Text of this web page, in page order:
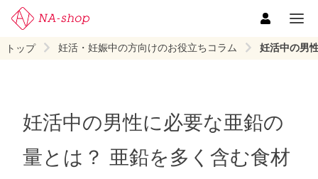
トップ 妊活・妊娠中の方向けのお役立ちコラム 妊活中の男
妊活中の男性に必要な亜鉛の
量とは？ 亜鉛を多く含む食材